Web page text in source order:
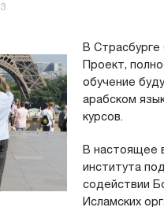
В Страсбурге
Проект,
обучение
арабском
курсов.
В настоящее
института
содействии
Исламских